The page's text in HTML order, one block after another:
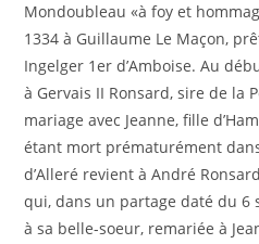
Mondoubleau «à foy et
1334 à Guillaume Le Maçon,
Ingelger 1er d’Amboise. Au
à Gervais II Ronsard, sire de la
mariage avec Jeanne, fille
étant mort prématurément
d’Alleré revient à André
qui, dans un partage daté du 6
à sa belle-soeur, remariée à